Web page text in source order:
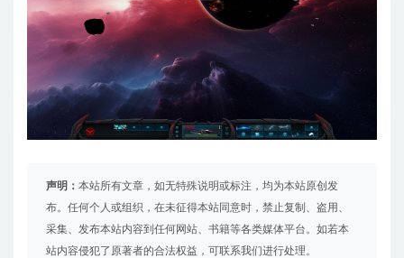
声明： 本站所有文章，如无特殊说明或标注，均为本站原创发
布。任何个人或组织，在未征得本站同意时，禁止复制、盗用、
采集、发布本站内容到任何网站、书籍等各类媒体平台。如若本
站内容侵犯了原著者的合法权益，可联系我们进行处理。